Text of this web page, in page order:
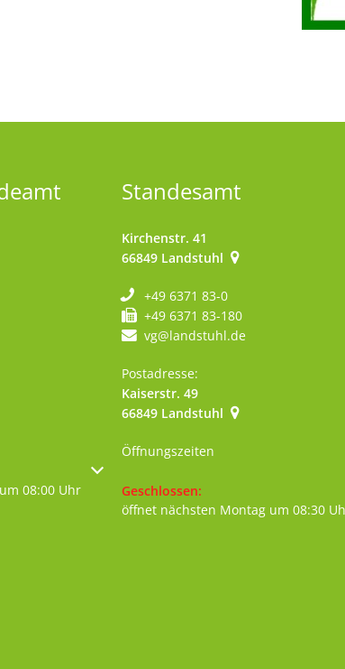
oder Schließzeiten auszublenden
08:00 Uhr
Standesamt
Kirchenstr. 41
66849 Landstuhl
+49 6371 83-0
+49 6371 83-180
vg@landstuhl.de
Postadresse:
Kaiserstr. 49
66849 Landstuhl
Öffnungszeiten
Klicken, um weitere Öffnungs- oder
Geschlossen:
öffnet nächsten Montag um 08:30